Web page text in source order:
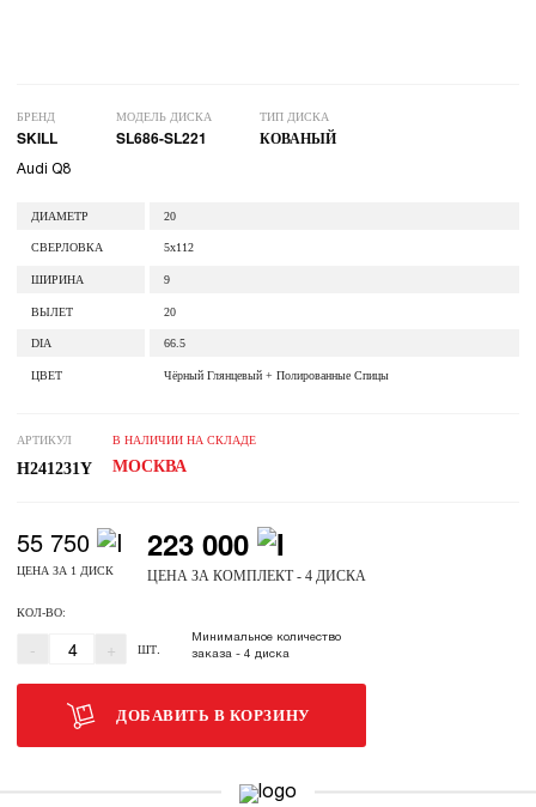
БРЕНД
SKILL
МОДЕЛЬ ДИСКА
SL686-SL221
ТИП ДИСКА
КОВАНЫЙ
Audi Q8
ДИАМЕТР 20
СВЕРЛОВКА 5x112
ШИРИНА 9
ВЫЛЕТ 20
DIA 66.5
ЦВЕТ Чёрный Глянцевый + Полированные Спицы
АРТИКУЛ
H241231Y
В НАЛИЧИИ НА СКЛАДЕ
МОСКВА
55 750
ЦЕНА ЗА 1 ДИСК
223 000
ЦЕНА ЗА КОМПЛЕКТ - 4 ДИСКА
КОЛ-ВО:
- + ШТ.
Минимальное количество
заказа - 4 диска
ДОБАВИТЬ В КОРЗИНУ